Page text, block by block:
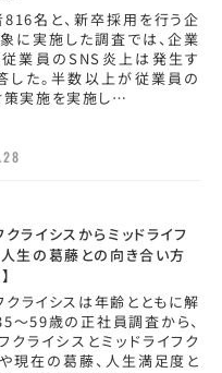
名と、新卒採用を行う企
に実施した調査では、企業
業員のSNS炎上は発生す
した。半数以上が従業員の
実施を実施し…
ライシスからミッドライフ
生の葛藤との向き合い方
クライシスは年齢とともに解
～59歳の正社員調査から、
クライシスとミッドライフク
現在の葛藤、人生満足度と